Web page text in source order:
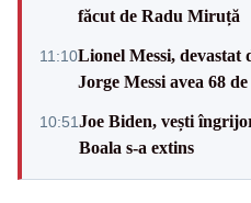
făcut de Radu Miruță
11:10Lionel Messi, devastat
Jorge Messi avea 68
10:51Joe Biden, vești
Boala s-a extins